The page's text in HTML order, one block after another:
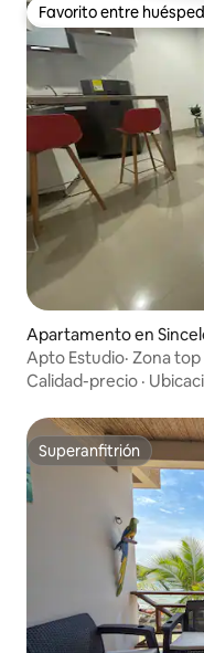
Favorito entre
Favorito entre
Apartamento en
Apto Estudio· Zona
Calidad-precio ·
Superanfitrión
Superanfitrión